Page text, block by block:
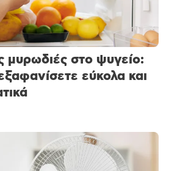
μυρωδιές στο ψυγείο:
εύκολα και